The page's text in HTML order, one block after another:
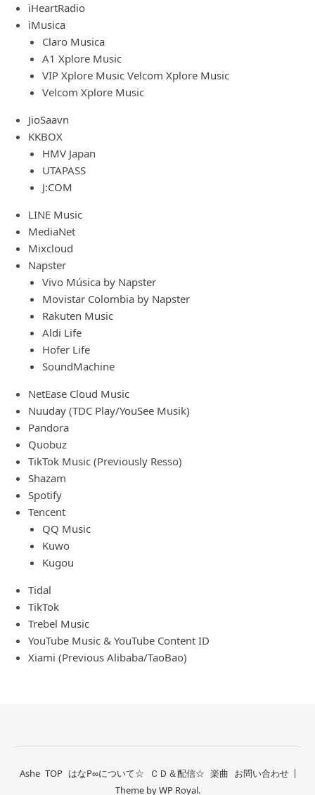
iHeartRadio
iMusica
Claro Musica
A1 Xplore Music
VIP Xplore Music Velcom Xplore Music
Velcom Xplore Music
JioSaavn
KKBOX
HMV Japan
UTAPASS
J:COM
LINE Music
MediaNet
Mixcloud
Napster
Vivo Música by Napster
Movistar Colombia by Napster
Rakuten Music
Aldi Life
Hofer Life
SoundMachine
NetEase Cloud Music
Nuuday (TDC Play/YouSee Musik)
Pandora
Quobuz
TikTok Music (Previously Resso)
Shazam
Spotify
Tencent
QQ Music
Kuwo
Kugou
Tidal
TikTok
Trebel Music
YouTube Music & YouTube Content ID
Xiami (Previous Alibaba/TaoBao)
TOP はなP∞について☆ ＣＤ＆配信☆ 楽曲 お問い合わせ
Ashe
Theme byWP Royal.